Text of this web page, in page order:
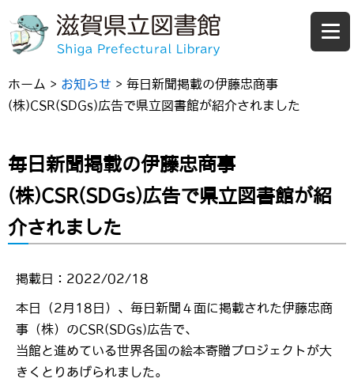
ホーム > お知らせ > 毎日新聞掲載の伊藤忠商事
(株)CSR(SDGs)広告で県立図書館が紹介されました
毎日新聞掲載の伊藤忠商事
(株)CSR(SDGs)広告で県立図書館が紹
介されました
掲載日：2022/02/18
本日（2月18日）、毎日新聞４面に掲載された伊藤忠商
事（株）のCSR(SDGs)広告で、
当館と進めている世界各国の絵本寄贈プロジェクトが大
きくとりあげられました。